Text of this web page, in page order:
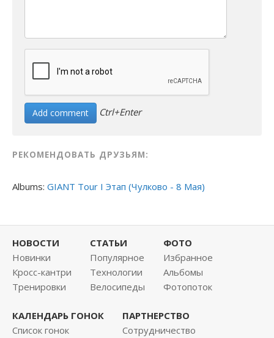
Ctrl+Enter
РЕКОМЕНДОВАТЬ ДРУЗЬЯМ:
Albums: GIANT Tour I Этап (Чулково - 8 Мая)
НОВОСТИ
Новинки
Кросс-кантри
Тренировки
СТАТЬИ
Популярное
Технологии
Велосипеды
ФОТО
Избранное
Альбомы
Фотопоток
КАЛЕНДАРЬ ГОНОК
Список гонок
ПАРТНЕРСТВО
Сотрудничество